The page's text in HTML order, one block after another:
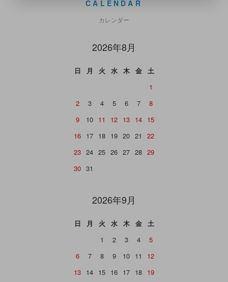
CALENDAR
カレンダー
2026年8月
日 月 火 水 木 金
土
1
2
3 4 5 6 7
8
9
10 11 12 13 14 15
16 17 18 19 20 21
22
23 24 25 26 27 28 29
30 31
2026年9月
日 月 火 水 木 金
土
1
2 3 4
5
6
7 8 9 10 11
12
13 14 15 16 17 18 19